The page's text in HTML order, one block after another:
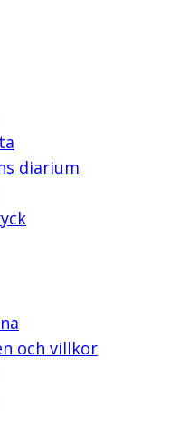
diarium
och villkor